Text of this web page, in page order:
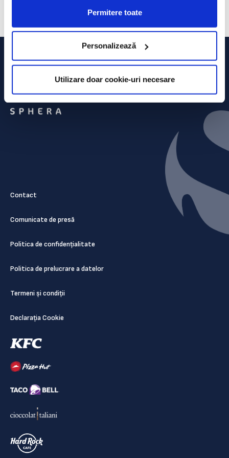
Permitere toate
Personalizează
Utilizare doar cookie-uri necesare
public principiile Cartei. Detalii la www.cartadiversitatii.ro
Contact
Comunicate de presă
Politica de confidențialitate
Politica de prelucrare a datelor
Termeni și condiții
Declarația Cookie